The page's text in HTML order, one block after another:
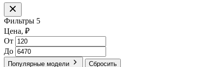
Фильтры 5
Цена, ₽
От
До
Популярные модели Сбросить